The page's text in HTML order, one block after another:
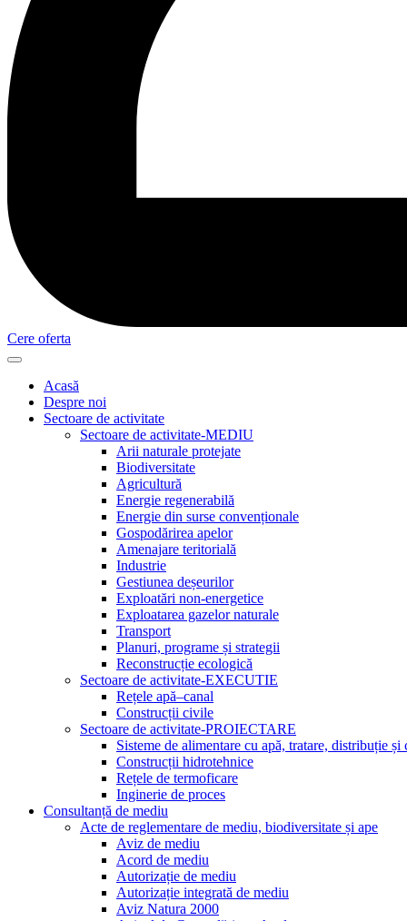
Cere oferta
Acasă
Despre noi
Sectoare de activitate
Sectoare de activitate-MEDIU
Arii naturale protejate
Biodiversitate
Agricultură
Energie regenerabilă
Energie din surse convenționale
Gospodărirea apelor
Amenajare teritorială
Industrie
Gestiunea deșeurilor
Exploatări non-energetice
Exploatarea gazelor naturale
Transport
Planuri, programe și strategii
Reconstrucție ecologică
Sectoare de activitate-EXECUTIE
Rețele apă–canal
Construcții civile
Sectoare de activitate-PROIECTARE
Sisteme de alimentare cu apă, tratare, distribuție și
Construcții hidrotehnice
Rețele de termoficare
Inginerie de proces
Consultanță de mediu
Acte de reglementare de mediu, biodiversitate și ape
Aviz de mediu
Acord de mediu
Autorizație de mediu
Autorizație integrată de mediu
Aviz Natura 2000